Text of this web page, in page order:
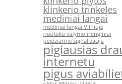
klinkerio trinkeles
mediniai langai
mediniai langai Vilniuje
nuoteku valymo irenginiai
peidziarine signalizacija
pigiausias
internetu
pigus